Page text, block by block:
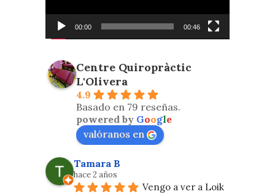
00:00 00:46
Centre Quiropràctic
L'Olivera
4.9
Basado en 79 reseñas.
powered by Google
valóranos en
Tamara B
hace 2 años
Vengo a ver a Loik